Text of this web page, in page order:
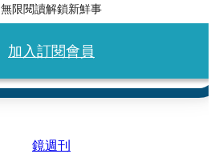
無限閱讀解鎖新鮮事
加入訂閱會員
鏡週刊